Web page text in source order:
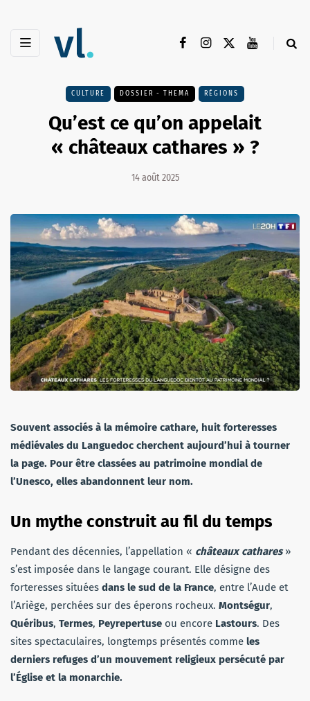
CULTURE DOSSIER - THEMA RÉGIONS
Qu’est ce qu’on appelait
« châteaux cathares » ?
14 août 2025
Souvent associés à la mémoire cathare, huit forteresses
médiévales du Languedoc cherchent aujourd’hui à tourner
la page. Pour être classées au patrimoine mondial de
l’Unesco, elles abandonnent leur nom.
Un mythe construit au fil du temps
Pendant des décennies, l’appellation « châteaux cathares»
s’est imposée dans le langage courant. Elle désigne des
forteresses situées dans le sud de la France, entre l’Aude et
l’Ariège, perchées sur des éperons rocheux. Montségur,
Quéribus, Termes, Peyrepertuse ou encore Lastours. Des
sites spectaculaires, longtemps présentés comme les
derniers refuges d’un mouvement religieux persécuté par
l’Église et la monarchie.